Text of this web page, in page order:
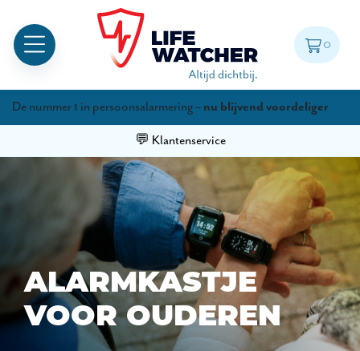
0
De nummer 1 in persoonsalarmering –nu blijvend voordeliger
💬 Klantenservice
ALARMKASTJE
VOOR OUDEREN